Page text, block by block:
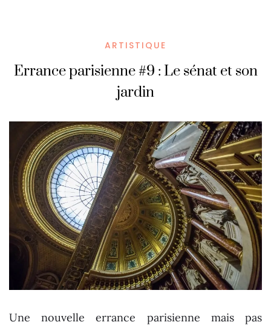
ARTISTIQUE
Errance parisienne #9 : Le sénat et son
jardin
Une nouvelle errance parisienne mais pas